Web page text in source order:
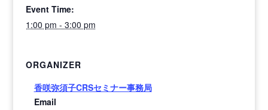
Event Time:
1:00 pm - 3:00 pm
ORGANIZER
香咲弥須子CRSセミナー事務局
Email